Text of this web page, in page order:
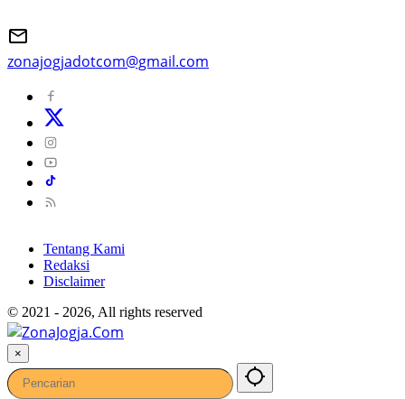
zonajogjadotcom@gmail.com
Tentang Kami
Redaksi
Disclaimer
© 2021 - 2026, All rights reserved
×